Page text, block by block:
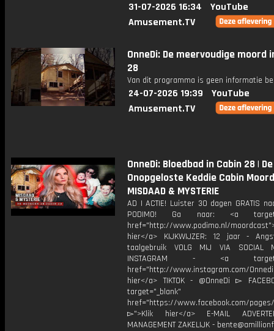
31-07-2026 16:34
YouTube
Amusement.TV
OnneDi: De meervoudige moord
28
Van dit programma is geen informatie
24-07-2026 19:39
YouTube
Amusement.TV
OnneDi: Bloedbad in Cabin 28 | De
Onopgeloste Keddie Cabin
MISDAAD & MYSTERIE
AD | ACTIE! Luister 30 dagen GRATIS
PODIMO! Ga naar: <a
href="http://www.podimo.nl/
hier</a> KIJKWIJZER: 12 jaar -
taalgebruik VOLG MIJ VIA SOCIAL
INSTAGRAM - <a
href="http://www.instagram.com/
hier</a> TIKTOK - @OnneDi ▻
target="_blank"
href="https://www.facebook.com/pages/
▻">Klik hier</a> E-MAIL
MANAGEMENT ZAKELIJK -